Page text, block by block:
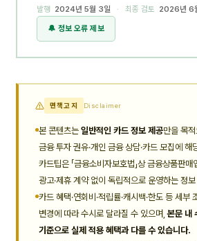
발행 2024년 5월 3일 · 최종 검토 2026년 6
🔔 정보 오류 제보
면책고지 Disclaimer
본 콘텐츠는 일반적인 카드 정보 제공만을 목
금융 투자 권유·개인 금융 상담·카드 모집에 해
카드팁은 「금융소비자보호법」상 금융상품판
광고·제휴 계약 없이 독립적으로 운영하는 정
카드 혜택·연회비·적립률·캐시백·한도 등 세부
변경에 따라 수시로 달라질 수 있으며,본문 내
기준으로 실제 적용 혜택과 다를 수 있습니다.